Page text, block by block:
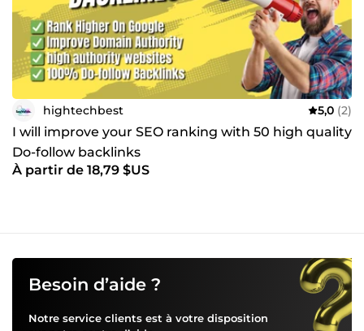
hightechbest 5,0 (2)
I will improve your SEO ranking with 50 high quality
Do-follow backlinks
À partir de 18,79 $US
Besoin d’aide ?
Notre service clients est à votre disposition